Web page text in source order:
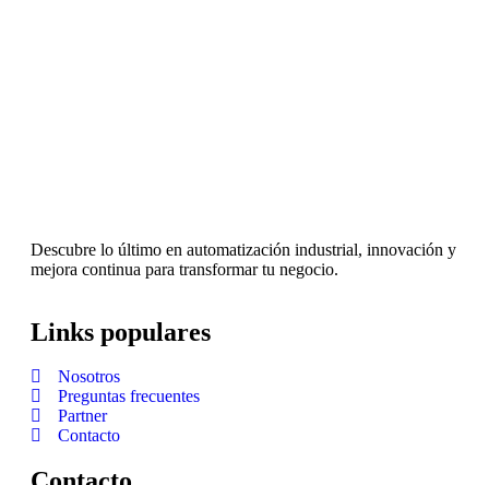
Descubre lo último en automatización industrial, innovación y
mejora continua para transformar tu negocio.
Links populares
Nosotros
Preguntas frecuentes
Partner
Contacto